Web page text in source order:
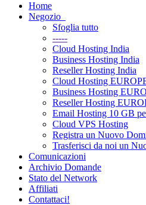
Home
Negozio
Sfoglia tutto
-----
Cloud Hosting India
Business Hosting India
Reseller Hosting India
Cloud Hosting
Business Hosting
Reseller Hosting
Email Hosting 10 GB
Cloud VPS Hosting
Registra un Nuovo
Trasferisci da noi un
Comunicazioni
Archivio Domande
Stato del Network
Affiliati
Contattaci!